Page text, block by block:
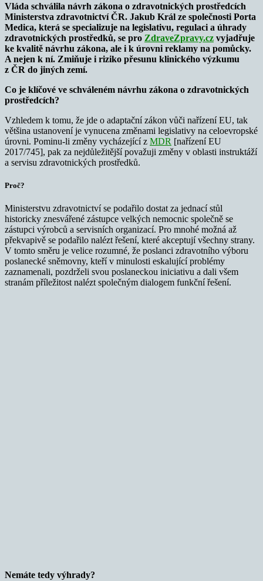
Vláda schválila návrh zákona o zdravotnických prostředcích
Ministerstva zdravotnictví ČR. Jakub Král ze společnosti Porta
Medica, která se specializuje na legislativu, regulaci a úhrady
zdravotnických prostředků, se pro ZdraveZpravy.cz vyjadřuje
ke kvalitě návrhu zákona, ale i k úrovni reklamy na pomůcky.
A nejen k ní. Zmiňuje i riziko přesunu klinického výzkumu
z ČR do jiných zemí.
Co je klíčové ve schváleném návrhu zákona o zdravotnických
prostředcích?
Vzhledem k tomu, že jde o adaptační zákon vůči nařízení EU, tak
většina ustanovení je vynucena změnami legislativy na celoevropské
úrovni. Pominu-li změny vycházející z MDR [nařízení EU
2017/745], pak za nejdůležitější považuji změny v oblasti instruktáží
a servisu zdravotnických prostředků.
Proč?
Ministerstvu zdravotnictví se podařilo dostat za jednací stůl
historicky znesvářené zástupce velkých nemocnic společně se
zástupci výrobců a servisních organizací. Pro mnohé možná až
překvapivě se podařilo nalézt řešení, které akceptují všechny strany.
V tomto směru je velice rozumné, že poslanci zdravotního výboru
poslanecké sněmovny, kteří v minulosti eskalující problémy
zaznamenali, pozdrželi svou poslaneckou iniciativu a dali všem
stranám příležitost nalézt společným dialogem funkční řešení.
Nemáte tedy výhrady?